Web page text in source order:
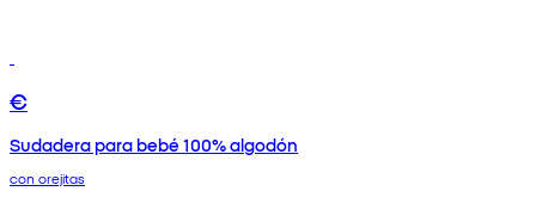
€
Sudadera para bebé 100% algodón
con orejitas